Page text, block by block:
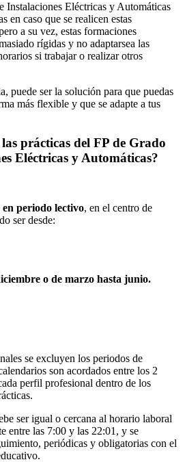
Instalaciones Eléctricas y Automáticas
en caso que se realicen estas
a su vez, estas formaciones
rígidas y no adaptarsea las
si trabajar o realizar otros
puede ser la solución para que puedas
más flexible y que se adapte a tus
prácticas del FP de Grado
Eléctricas y Automáticas?
periodo lectivo, en el centro de
ser desde:
o de marzo hasta junio.
se excluyen los periodos de
son acordados entre los 2
perfil profesional dentro de los
ser igual o cercana al horario laboral
entre las 7:00 y las 22:01, y se
periódicas y obligatorias con el